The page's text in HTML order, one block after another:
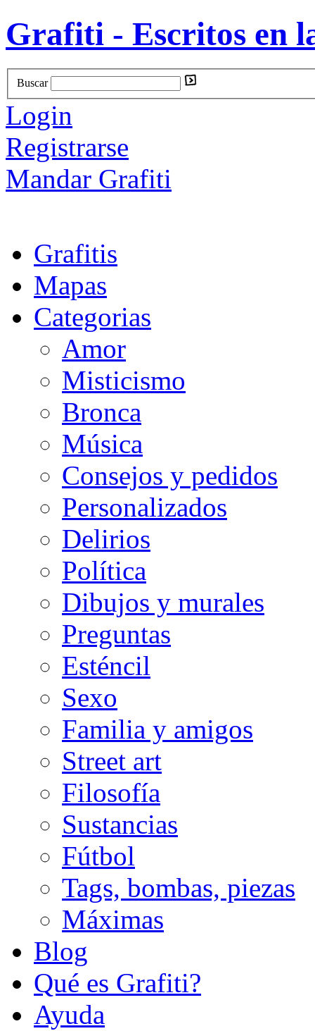
Grafiti - Escritos en
Buscar
Login
Registrarse
Mandar Grafiti
Grafitis
Mapas
Categorias
Amor
Misticismo
Bronca
Música
Consejos y pedidos
Personalizados
Delirios
Política
Dibujos y murales
Preguntas
Esténcil
Sexo
Familia y amigos
Street art
Filosofía
Sustancias
Fútbol
Tags, bombas, piezas
Máximas
Blog
Qué es Grafiti?
Ayuda